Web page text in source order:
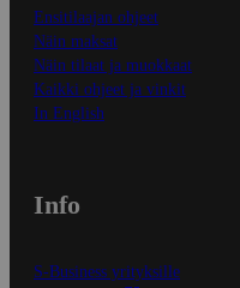
Ensitilaajan ohjeet
Näin maksat
Näin tilaat ja muokkaat
Kaikki ohjeet ja vinkit
In English
Info
S-Business yrityksille